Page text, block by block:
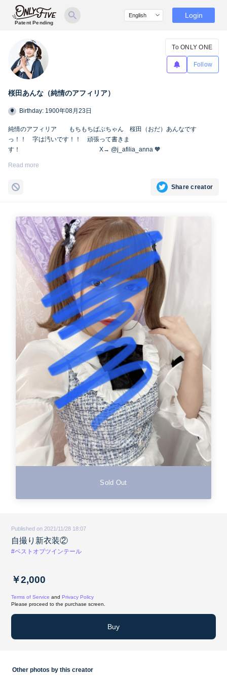
Patent Pending
Login
桜田あんな（純情のアフィリア）
To ONLY ONE
Follow
Birthday: 1900年08月23日
純情のアフィリア もちもちばぶちゃん 桜田（おだ）あんなです
っ！！ 字は汚いです！！ 頑張って書きま
す！ X→ @j_afilia_anna 🧡
Read more
Share creator
Sold Out
Published on 2021/11/28 18:07
自撮り新衣装②
#ベストオブツインテール
￥2,000
Terms of Service and Privacy Policy
Please proceed to the purchase screen.
Buy
Other photos by this creator